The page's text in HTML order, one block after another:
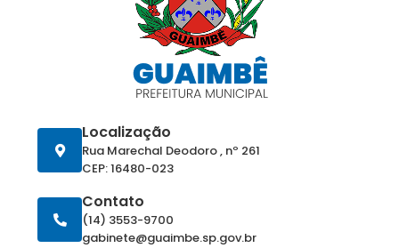
Localização
Rua Marechal Deodoro , nº 261
CEP: 16480-023
Contato
(14) 3553-9700
gabinete@guaimbe.sp.gov.br